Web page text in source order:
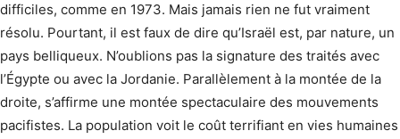
difficiles, comme en 1973. Mais jamais rien ne fut vraiment
résolu. Pourtant, il est faux de dire qu’Israël est, par nature, un
pays belliqueux. N’oublions pas la signature des traités avec
l’Égypte ou avec la Jordanie. Parallèlement à la montée de la
droite, s’affirme une montée spectaculaire des mouvements
pacifistes. La population voit le coût terrifiant en vies humaines